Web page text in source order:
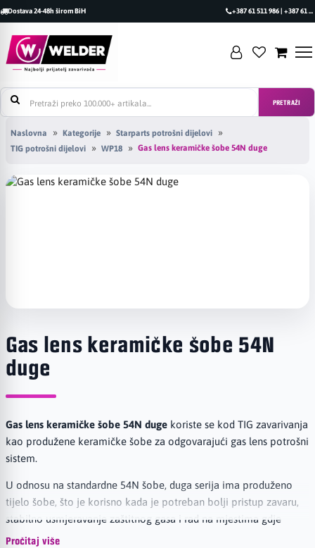
Dostava 24-48h širom BiH +387 61 511 986 | +387 61 493 470
PRETRAŽI
Naslovna Kategorije
Starparts potrošni dijelovi
TIG potrošni dijelovi
WP18 Gas lens keramičke šobe 54N duge
Gas lens keramičke šobe 54N
duge
Gas lens keramičke šobe 54N dugekoriste se kod TIG zavarivanja
kao produžene keramičke šobe za odgovarajući gas lens potrošni
sistem.
U odnosu na standardne 54N šobe, duga serija ima produženo
tijelo šobe, što je korisno kada je potreban bolji pristup zavaru,
stabilno usmjeravanje zaštitnog gasa i rad na mjestima gdje
standardna šoba nema dovoljno dosega.
Pročitaj više